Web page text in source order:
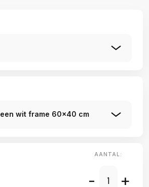
wit frame 60x40 cm
AANTAL:
- +